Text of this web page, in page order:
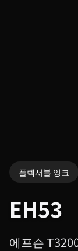
플렉서블 잉크
EH53
에프슨